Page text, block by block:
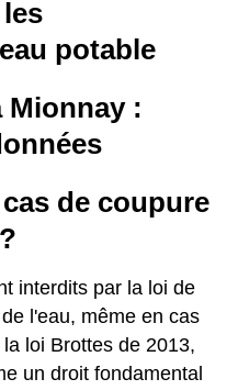
potable
Mionnay :
de coupure
interdits par la loi de
l'eau, même en cas
loi Brottes de 2013,
un droit fondamental